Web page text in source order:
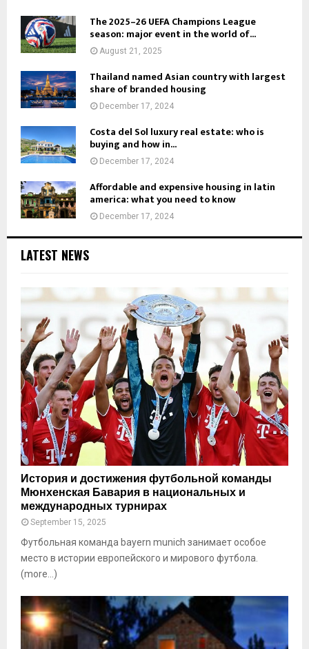
The 2025–26 UEFA Champions League
season: major event in the world of...
August 21, 2025
Thailand named Asian country with largest
share of branded housing
December 17, 2024
Costa del Sol luxury real estate: who is
buying and how in...
December 17, 2024
Affordable and expensive housing in latin
america: what you need to know
December 17, 2024
LATEST NEWS
История и достижения футбольной команды
Мюнхенская Бавария в национальных и
международных турнирах
September 15, 2025
Футбольная команда bayern munich занимает особое
место в истории европейского и мирового футбола.
(more…)